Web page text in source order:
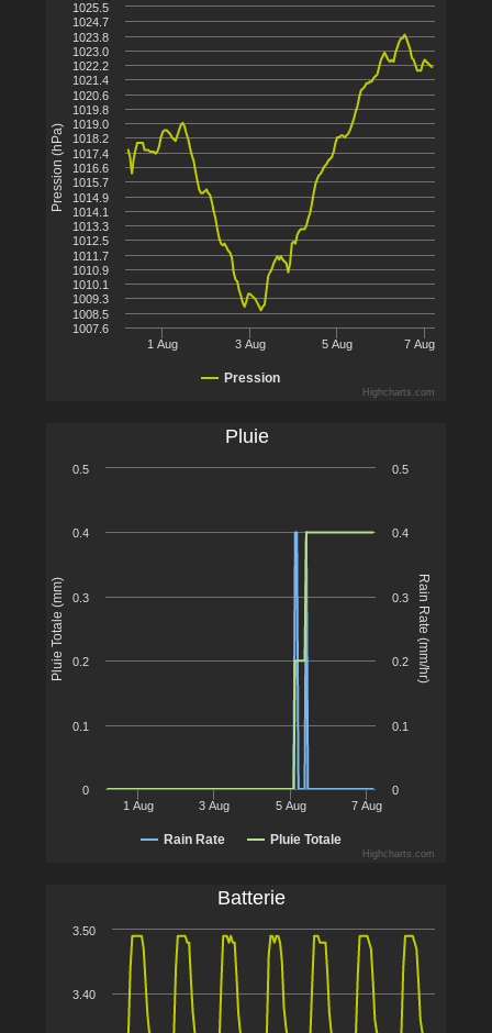
Pression (hPa)
Pression
1 Aug 3 Aug 5 Aug 7 Aug
1007.6
1008.5
1009.3
1010.1
1010.9
1011.7
1012.5
1013.3
1014.1
1014.9
1015.7
1016.6
1017.4
1018.2
1019.0
1019.8
1020.6
1021.4
1022.2
1023.0
1023.8
1024.7
1025.5
Highcharts.com
Pluie Totale (mm) Rain Rate (mm/hr)
Rain Rate Pluie Totale
1 Aug 3 Aug 5 Aug 7 Aug
0
0.1
0.2
0.3
0.4
0.5
0
0.1
0.2
0.3
0.4
0.5
Highcharts.com
Pluie
3.40
3.50
Batterie